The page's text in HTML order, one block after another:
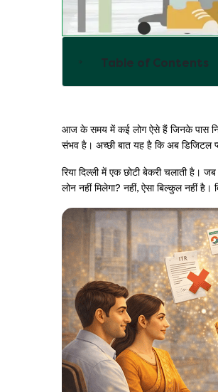
Table of Contents
आज के समय में कई लोग ऐसे हैं जिनके पास
संभव है। अच्छी बात यह है कि अब डिजिटल
रिया दिल्ली में एक छोटी बेकरी चलाती है।
लोन नहीं मिलेगा? नहीं, ऐसा बिल्कुल नहीं